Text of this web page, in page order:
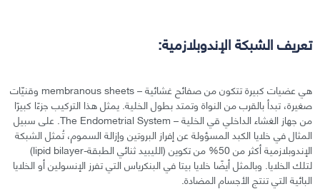
تعريف الشبكة الإندوبلازمية:
هي عضيات كبيرة تتكون من صفائح غشائية – membranous sheets وقنيّات
صغيرة، تبدأ بالقرب من النواة وتمتد بطول الخلية. يمثل هذا التركيب جزءًا كبيرًا
من جهاز الغشاء الداخلي قي الخلية – The Endometrial System. على سبيل
المثال في خلايا الكبد المسؤولة عن إفراز البروتين وإزالة السموم، تُمثل الشبكة
الإندوبلازمية أكثر من 50% من تكوين (الليبيد ثنائي الطبقة-lipid bilayer)
لتلك الخلايا. وبالمثل أيضًا خلايا بيتا في البنكرياس التي تفرز الإنسولين أو الخلايا
البائية التي تنتج الأجسام المضادة.